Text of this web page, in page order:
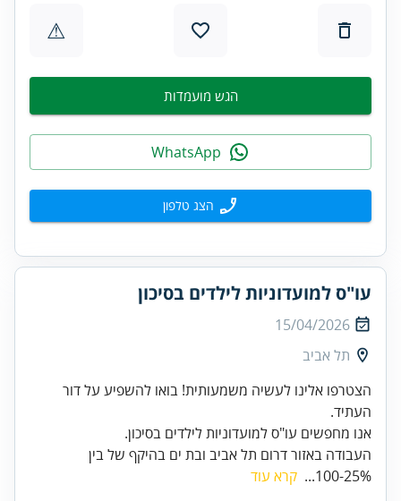
⚠
הגש מועמדות
הצג טלפון
עו"ס למועדוניות לילדים בסיכון
15/04/2026
תל אביב
הצטרפו אלינו לעשיה משמעותית! בואו להשפיע על דור
אנו מחפשים עו"ס למועדוניות לילדים בסיכון.
העבודה באזור דרום תל אביב ובת ים בהיקף של בין
25%-100...
קרא עוד